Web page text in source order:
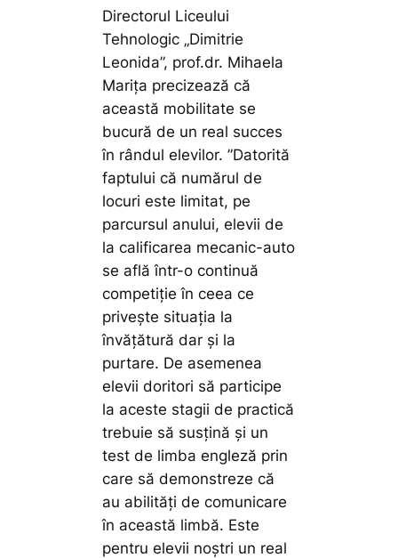
Directorul Liceului
Tehnologic „Dimitrie
Leonida”, prof.dr. Mihaela
Marița precizează că
această mobilitate se
bucură de un real succes
în rândul elevilor.”Datorită
faptului că numărul de
locuri este limitat, pe
parcursul anului, elevii de
la calificarea mecanic-auto
se află într-o continuă
competiție în ceea ce
privește situația la
învățătură dar și la
purtare. De asemenea
elevii doritori să participe
la aceste stagii de practică
trebuie să susțină și un
test de limba engleză prin
care să demonstreze că
au abilități de comunicare
în această limbă. Este
pentru elevii noștri un real